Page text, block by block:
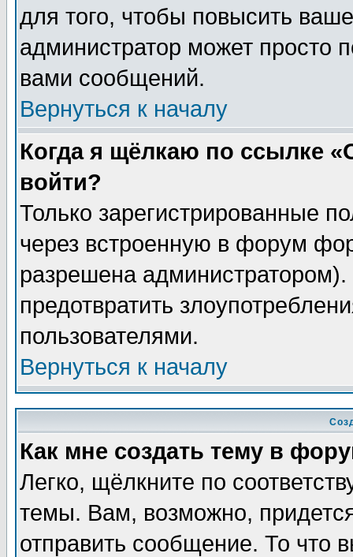
для того, чтобы повысить
администратор может просто
вами сообщений.
Вернуться к началу
Когда я щёлкаю по ссылке
войти?
Только зарегистрированные
через встроенную в форум
разрешена
предотвратить
пользователями.
Вернуться к началу
Как мне создать тему в
Легко, щёлкните по
темы. Вам, возможно,
отправить сообщение. То что